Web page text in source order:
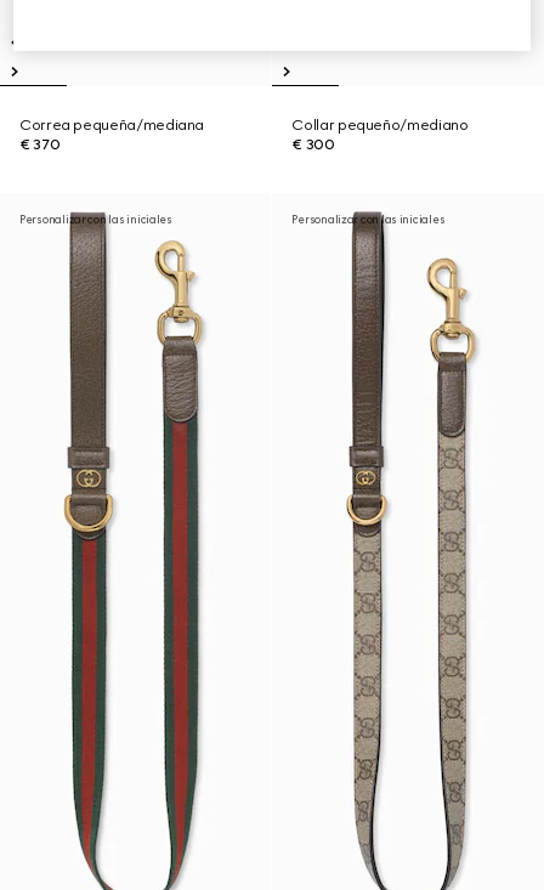
Correa pequeña/mediana
€ 370
Collar pequeño/mediano
€ 300
Personalizar con las iniciales Personalizar con las iniciales